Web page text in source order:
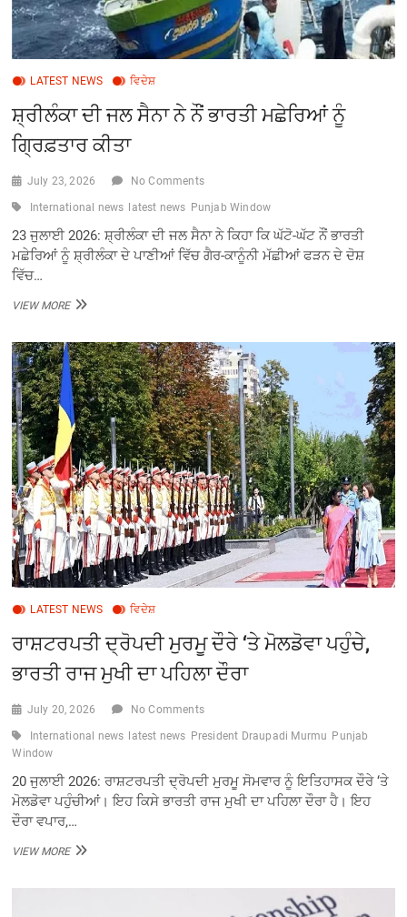
LATEST NEWS ਵਿਦੇਸ਼
ਸ਼੍ਰੀਲੰਕਾ ਦੀ ਜਲ ਸੈਨਾ ਨੇ ਨੌਂ ਭਾਰਤੀ ਮਛੇਰਿਆਂ ਨੂੰ
ਗ੍ਰਿਫ਼ਤਾਰ ਕੀਤਾ
July 23, 2026 No Comments
International news latest news Punjab Window
23 ਜੁਲਾਈ 2026: ਸ਼੍ਰੀਲੰਕਾ ਦੀ ਜਲ ਸੈਨਾ ਨੇ ਕਿਹਾ ਕਿ ਘੱਟੋ-ਘੱਟ ਨੌਂ ਭਾਰਤੀ
ਮਛੇਰਿਆਂ ਨੂੰ ਸ਼੍ਰੀਲੰਕਾ ਦੇ ਪਾਣੀਆਂ ਵਿੱਚ ਗੈਰ-ਕਾਨੂੰਨੀ ਮੱਛੀਆਂ ਫੜਨ ਦੇ ਦੋਸ਼
ਵਿੱਚ…
VIEW MOREਸ਼੍ਰੀਲੰਕਾ
ਸੈਨਾ
ਨੇ
ਨੌਂ
ਭਾਰਤੀ
ਮਛੇਰਿਆਂ
ਨੂੰ
ਗ੍ਰਿਫ਼ਤਾਰ
ਕੀਤਾ
LATEST NEWS ਵਿਦੇਸ਼
ਰਾਸ਼ਟਰਪਤੀ ਦ੍ਰੋਪਦੀ ਮੁਰਮੂ ਦੌਰੇ ‘ਤੇ ਮੋਲਡੋਵਾ ਪਹੁੰਚੇ,
ਭਾਰਤੀ ਰਾਜ ਮੁਖੀ ਦਾ ਪਹਿਲਾ ਦੌਰਾ
July 20, 2026 No Comments
International news latest news President Draupadi Murmu Punjab
Window
20 ਜੁਲਾਈ 2026: ਰਾਸ਼ਟਰਪਤੀ ਦ੍ਰੋਪਦੀ ਮੁਰਮੂ ਸੋਮਵਾਰ ਨੂੰ ਇਤਿਹਾਸਕ ਦੌਰੇ ‘ਤੇ
ਮੋਲਡੋਵਾ ਪਹੁੰਚੀਆਂ। ਇਹ ਕਿਸੇ ਭਾਰਤੀ ਰਾਜ ਮੁਖੀ ਦਾ ਪਹਿਲਾ ਦੌਰਾ ਹੈ। ਇਹ
ਦੌਰਾ ਵਪਾਰ,…
VIEW MOREਰਾਸ਼ਟਰਪਤੀ